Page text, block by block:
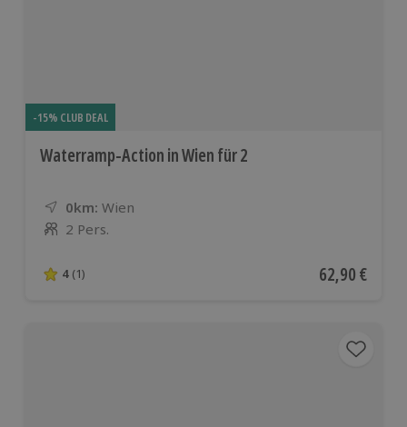
-15% CLUB DEAL
Waterramp-Action in Wien für 2
0km: Entfernung
Standort
Wien
Anzahl der Teilnehmer
2 Pers.
4 von 5 Sternen basierend auf 1 Bewertungen
4 (1) Aktueller
62,90 €